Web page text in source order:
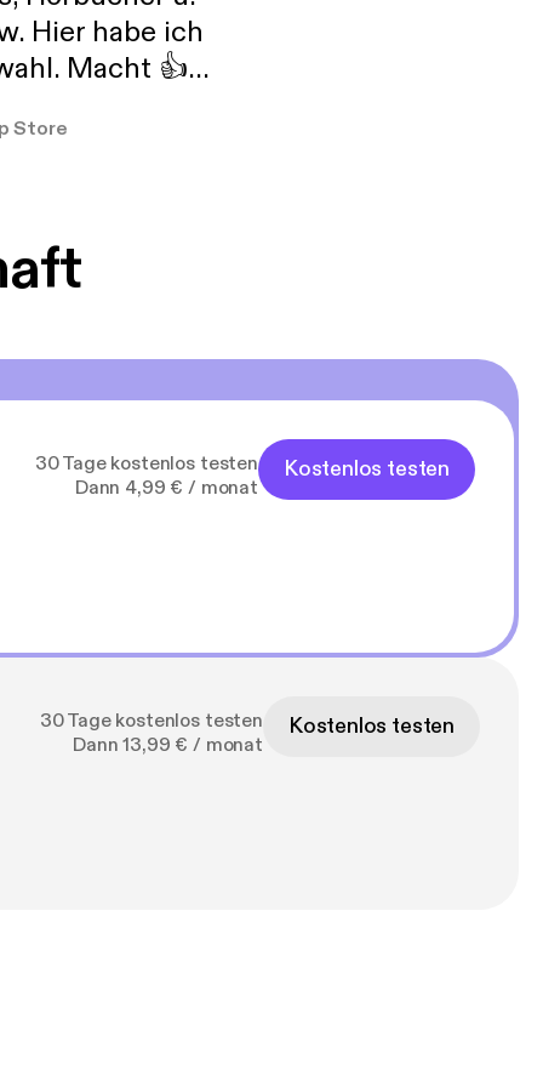
Hier habe ich
Macht 👍
Store
30 Tage kostenlos testen
Dann 4,99 € / monat
Kostenlos testen
30 Tage kostenlos testen
Dann 13,99 € / monat
Kostenlos testen